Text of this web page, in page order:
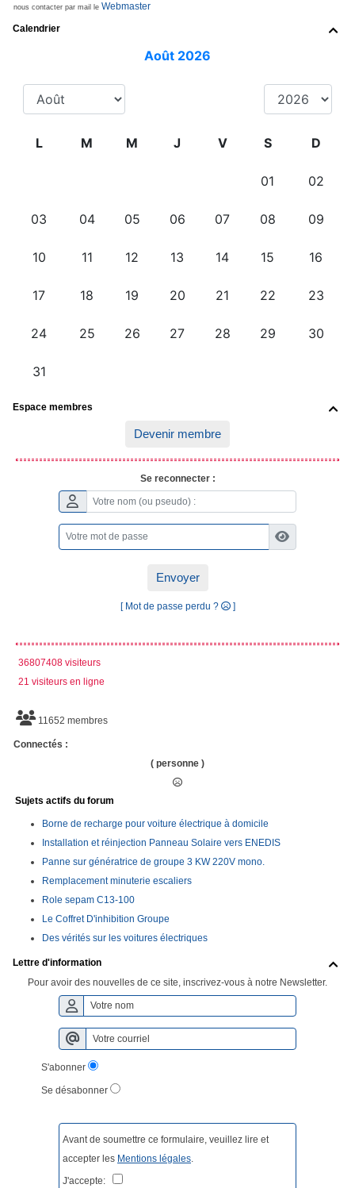
nous contacter par mail le Webmaster

Calendrier

Espace membres
Devenir membre
Se reconnecter :
Envoyer
[ Mot de passe perdu ? ]
36807408 visiteurs
21 visiteurs en ligne
11652 membres
Connectés :
( personne )
Sujets actifs du forum
Borne de recharge pour voiture électrique à domicile
Installation et réinjection Panneau Solaire vers ENEDIS
Panne sur génératrice de groupe 3 KW 220V mono.
Remplacement minuterie escaliers
Role sepam C13-100
Le Coffret D'inhibition Groupe
Des vérités sur les voitures électriques

Lettre d'information
Pour avoir des nouvelles de ce site, inscrivez-vous à notre Newsletter.
S'abonner
Se désabonner
Avant de soumettre ce formulaire, veuillez lire et
accepter les Mentions légales
J'accepte: